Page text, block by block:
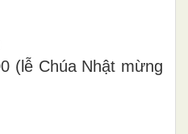
(lễ Chúa Nhật mừng